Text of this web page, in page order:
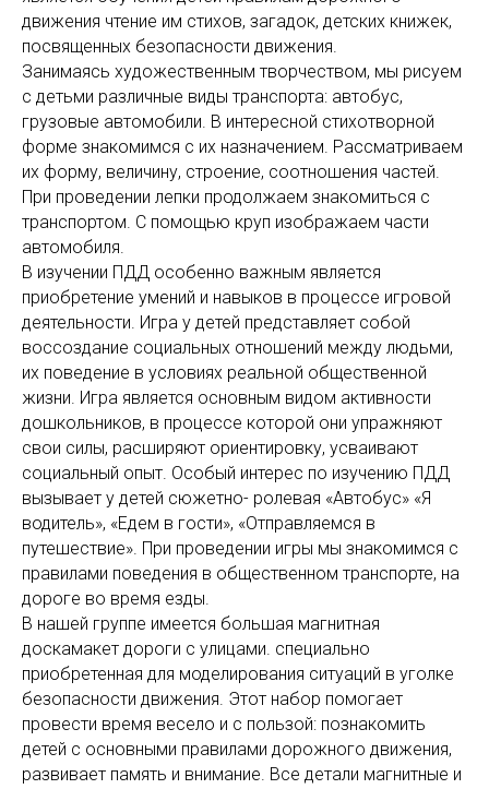
движения чтение им стихов, загадок, детских книжек,
посвященных безопасности движения.
Занимаясь художественным творчеством, мы рисуем
с детьми различные виды транспорта: автобус,
грузовые автомобили. В интересной стихотворной
форме знакомимся с их назначением. Рассматриваем
их форму, величину, строение, соотношения частей.
При проведении лепки продолжаем знакомиться с
транспортом. С помощью круп изображаем части
автомобиля.
В изучении ПДД особенно важным является
приобретение умений и навыков в процессе игровой
деятельности. Игра у детей представляет собой
воссоздание социальных отношений между людьми,
их поведение в условиях реальной общественной
жизни. Игра является основным видом активности
дошкольников, в процессе которой они упражняют
свои силы, расширяют ориентировку, усваивают
социальный опыт. Особый интерес по изучению ПДД
вызывает у детей сюжетно- ролевая «Автобус» «Я
водитель», «Едем в гости», «Отправляемся в
путешествие». При проведении игры мы знакомимся с
правилами поведения в общественном транспорте, на
дороге во время езды.
В нашей группе имеется большая магнитная
доскамакет дороги с улицами. специально
приобретенная для моделирования ситуаций в уголке
безопасности движения. Этот набор помогает
провести время весело и с пользой: познакомить
детей с основными правилами дорожного движения,
развивает память и внимание. Все детали магнитные и